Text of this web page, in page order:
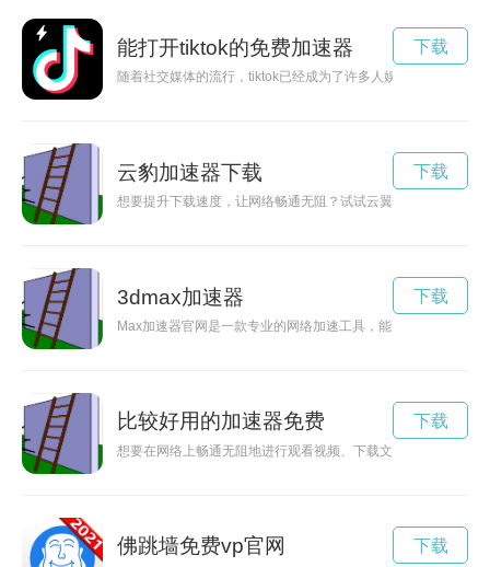
能打开tiktok的免费加速器
随着社交媒体的流行，tiktok已经成为了许多人娱乐生活中不可
下载
云豹加速器下载
想要提升下载速度，让网络畅通无阻？试试云翼加速器吧！它
下载
3dmax加速器
Max加速器官网是一款专业的网络加速工具，能帮助用户提升
下载
比较好用的加速器免费
想要在网络上畅通无阻地进行观看视频、下载文件或者玩游戏
下载
佛跳墙免费vp官网 下载